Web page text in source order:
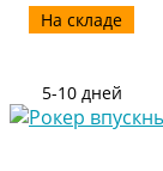
На складе
5-10 дней